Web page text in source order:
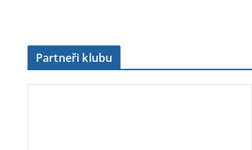
Partneři klubu